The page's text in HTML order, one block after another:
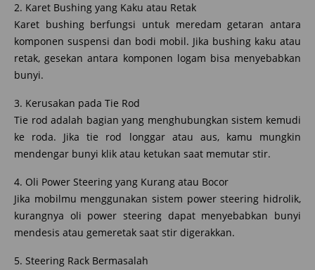
2. Karet Bushing yang Kaku atau Retak
Karet bushing berfungsi untuk meredam getaran antara
komponen suspensi dan bodi mobil. Jika bushing kaku atau
retak, gesekan antara komponen logam bisa menyebabkan
bunyi.
3. Kerusakan pada Tie Rod
Tie rod adalah bagian yang menghubungkan sistem kemudi
ke roda. Jika tie rod longgar atau aus, kamu mungkin
mendengar bunyi klik atau ketukan saat memutar stir.
4. Oli Power Steering yang Kurang atau Bocor
Jika mobilmu menggunakan sistem power steering hidrolik,
kurangnya oli power steering dapat menyebabkan bunyi
mendesis atau gemeretak saat stir digerakkan.
5. Steering Rack Bermasalah